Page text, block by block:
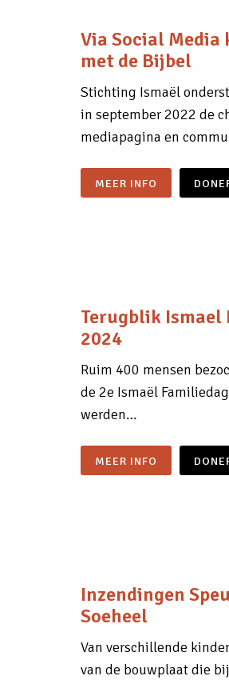
Via Social Media
met de Bijbel
Stichting Ismaël
in september 2022 de
mediapagina en
MEER INFO
Terugblik Ismael
2024
Ruim 400 mensen
de 2e Ismaël
werden…
MEER INFO
Inzendingen
Soeheel
Van verschillende
van de bouwplaat die